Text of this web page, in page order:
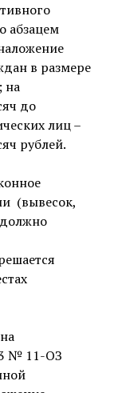
абзацем
в размере
на
до
лиц –
рублей.
(вывесок,
№ 11-ОЗ